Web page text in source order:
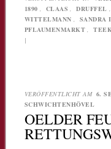
1890 , CLAAS , DRUFFEL ,
WITTELMANN , SANDRA
PFLAUMENMARKT ,
|
VERÖFFENTLICHT AM 6.
SCHWICHTENHÖVEL
OELDER